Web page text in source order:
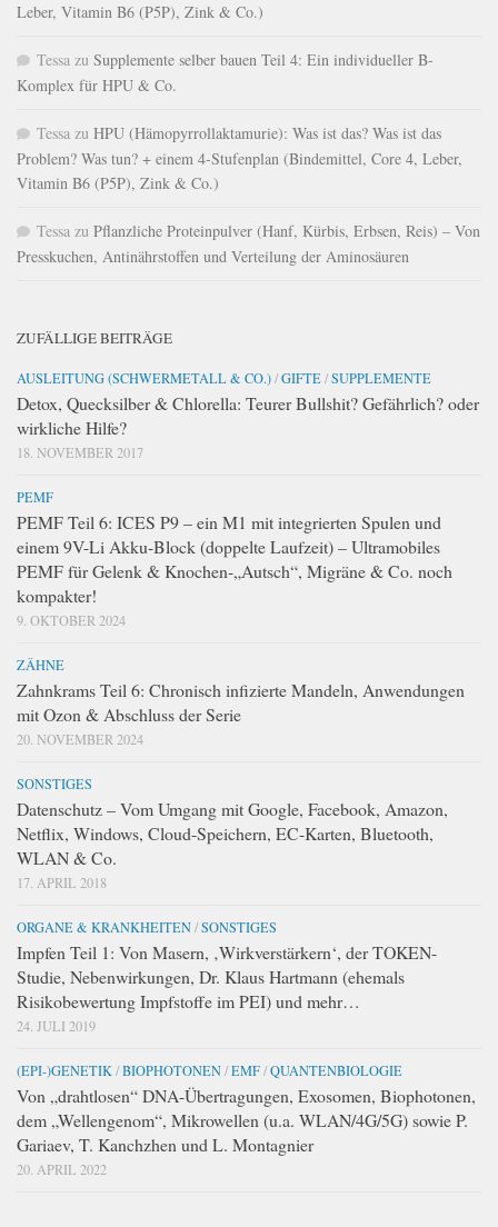
Leber, Vitamin B6 (P5P), Zink & Co.)
Tessa zu Supplemente selber bauen Teil 4: Ein individueller B-
Komplex für HPU & Co.
Tessa zu HPU (Hämopyrrollaktamurie): Was ist das? Was ist das
Problem? Was tun? + einem 4-Stufenplan (Bindemittel, Core 4, Leber,
Vitamin B6 (P5P), Zink & Co.)
Tessa zu Pflanzliche Proteinpulver (Hanf, Kürbis, Erbsen, Reis) – Von
Presskuchen, Antinährstoffen und Verteilung der Aminosäuren
ZUFÄLLIGE BEITRÄGE
AUSLEITUNG (SCHWERMETALL & CO.)/GIFTE/SUPPLEMENTE
Detox, Quecksilber & Chlorella: Teurer Bullshit? Gefährlich? oder
wirkliche Hilfe?
18. NOVEMBER 2017
PEMF
PEMF Teil 6: ICES P9 – ein M1 mit integrierten Spulen und
einem 9V-Li Akku-Block (doppelte Laufzeit) – Ultramobiles
PEMF für Gelenk & Knochen-„Autsch“, Migräne & Co. noch
kompakter!
9. OKTOBER 2024
ZÄHNE
Zahnkrams Teil 6: Chronisch infizierte Mandeln, Anwendungen
mit Ozon & Abschluss der Serie
20. NOVEMBER 2024
SONSTIGES
Datenschutz – Vom Umgang mit Google, Facebook, Amazon,
Netflix, Windows, Cloud-Speichern, EC-Karten, Bluetooth,
WLAN & Co.
17. APRIL 2018
ORGANE & KRANKHEITEN/SONSTIGES
Impfen Teil 1: Von Masern, ‚Wirkverstärkern‘, der TOKEN-
Studie, Nebenwirkungen, Dr. Klaus Hartmann (ehemals
Risikobewertung Impfstoffe im PEI) und mehr…
24. JULI 2019
(EPI-)GENETIK /BIOPHOTONEN/EMF/QUANTENBIOLOGIE
Von „drahtlosen“ DNA-Übertragungen, Exosomen, Biophotonen,
dem „Wellengenom“, Mikrowellen (u.a. WLAN/4G/5G) sowie P.
Gariaev, T. Kanchzhen und L. Montagnier
20. APRIL 2022